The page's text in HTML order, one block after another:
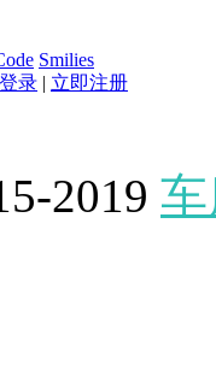
Smilies
登录 | 立即注册
2019